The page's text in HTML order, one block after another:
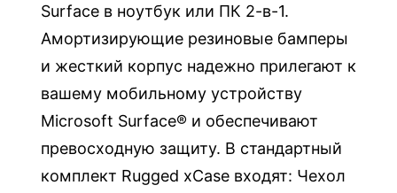
d
S
t
a
n
Surface в ноутбук или ПК 2-в-1.
Амортизирующие резиновые бамперы
и жесткий корпус надежно прилегают к
вашему мобильному устройству
Microsoft Surface® и обеспечивают
превосходную защиту. В стандартный
комплект Rugged xCase входят: Чехол